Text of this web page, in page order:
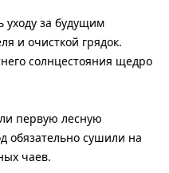
уходу за будущим
и очисткой грядок.
солнцестояния щедро
первую лесную
обязательно сушили на
чаев.